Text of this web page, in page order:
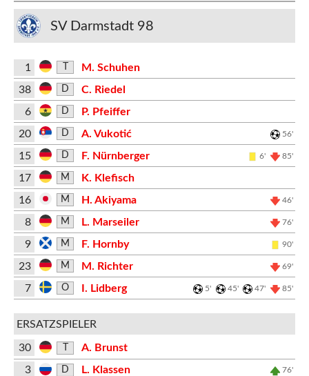
SV Darmstadt 98
1
M. Schuhen
38
D
C. Riedel
6
D
P. Pfeiffer
20
D A. Vukotić 56'
15 D F. Nürnberger 6' 85'
17 M
K. Klefisch
16
M H. Akiyama 46'
8 M L. Marseiler 76'
9 M F. Hornby 90'
23 M M. Richter 69'
7 O I. Lidberg 5' 45' 47' 85'
ERSATZSPIELER
30
A. Brunst
3
D L. Klassen 76'